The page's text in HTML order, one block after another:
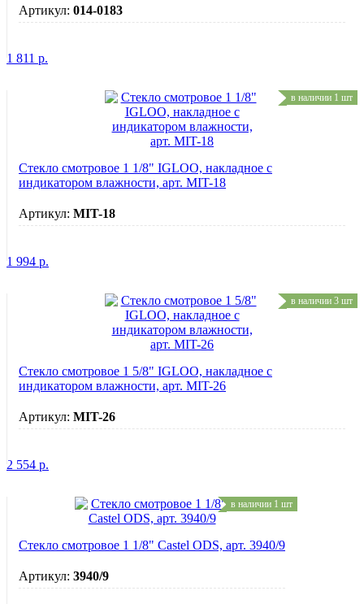
Артикул: 014-0183
1 811 р.
в наличии 1 шт
Стекло смотровое 1 1/8" IGLOO, накладное с
индикатором влажности, арт. MIT-18
Артикул: MIT-18
1 994 р.
в наличии 3 шт
Стекло смотровое 1 5/8" IGLOO, накладное с
индикатором влажности, арт. MIT-26
Артикул: MIT-26
2 554 р.
в наличии 1 шт
Стекло смотровое 1 1/8" Castel ODS, арт. 3940/9
Артикул: 3940/9